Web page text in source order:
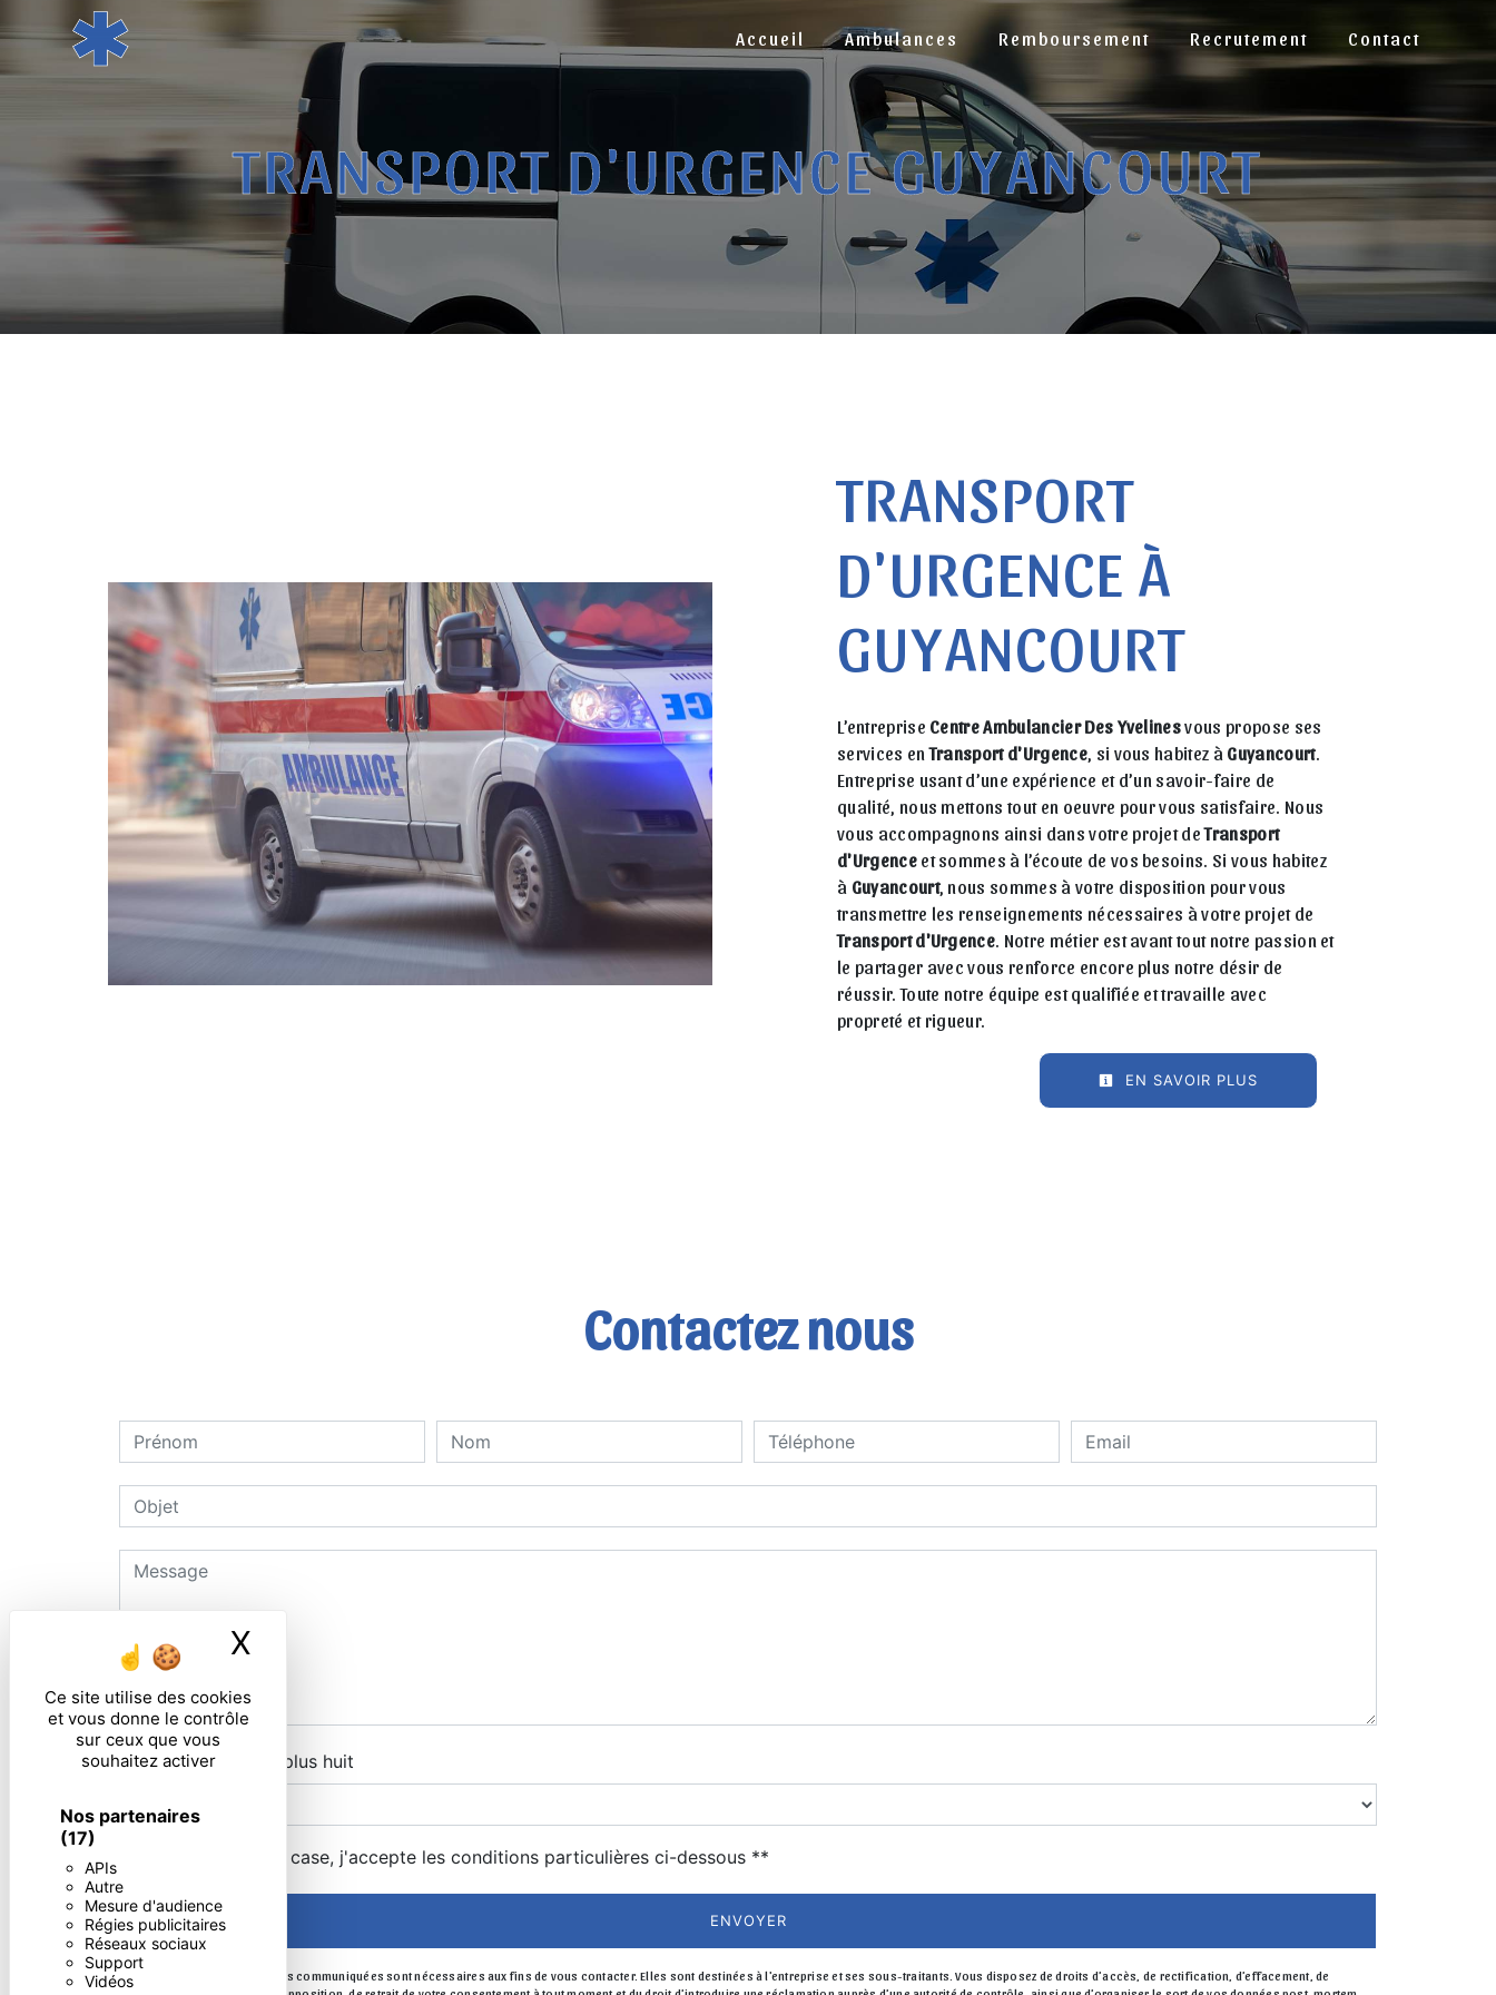
Panneau de gestion des cookies
Ce site utilise des cookies
et vous donne le contrôle
sur ceux que vous
souhaitez activer
Nos partenaires
(17)
APIs
Autre
Mesure d'audience
Régies publicitaires
Réseaux sociaux
Support
Vidéos
X
Accueil Ambulances Remboursement Recrutement Contact
TRANSPORT D'URGENCE GUYANCOURT
TRANSPORT
D'URGENCE À
GUYANCOURT
L’entreprise Centre Ambulancier Des Yvelinesvous propose ses
services enTransport d'Urgence, si vous habitez à Guyancourt.
Entreprise usant d’une expérience et d’un savoir-faire de
qualité, nous mettons tout en oeuvre pour vous satisfaire. Nous
vous accompagnons ainsi dans votre projet deTransport
d'Urgenceet sommes à l’écoute de vos besoins. Si vous habitez
à Guyancourt, nous sommes à votre disposition pour vous
transmettre les renseignements nécessaires à votre projet de
Transport d'Urgence. Notre métier est avant tout notre passion et
le partager avec vous renforce encore plus notre désir de
réussir. Toute notre équipe est qualifiée et travaille avec
propreté et rigueur.
EN SAVOIR PLUS
Contactez nous
Combien font sept plus huit
En cochant cette case, j'accepte les conditions particulières ci-dessous **
ENVOYER
** Les données personnelles communiquées sont nécessaires aux fins de vous contacter. Elles sont destinées à l'entreprise et ses sous-traitants. Vous disposez de droits d’accès, de rectification, d’effacement, de